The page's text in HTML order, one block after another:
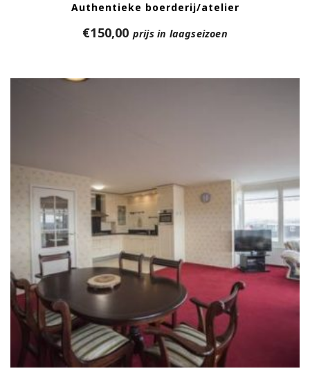
Authentieke boerderij/atelier
€150,00 prijs in laagseizoen